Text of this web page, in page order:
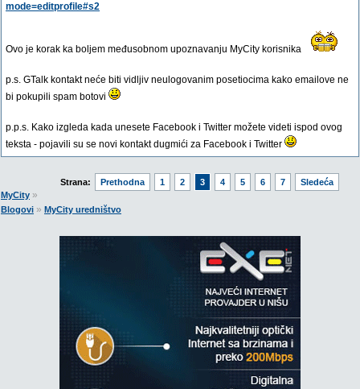
mode=editprofile#s2
Ovo je korak ka boljem međusobnom upoznavanju MyCity korisnika
p.s. GTalk kontakt neće biti vidljiv neulogovanim posetiocima kako emailove ne
bi pokupili spam botovi
p.p.s. Kako izgleda kada unesete Facebook i Twitter možete videti ispod ovog
teksta - pojavili su se novi kontakt dugmići za Facebook i Twitter
Strana: Prethodna 1 2 3 4 5 6 7
Sledeća
MyCity »
Blogovi » MyCity uredništvo